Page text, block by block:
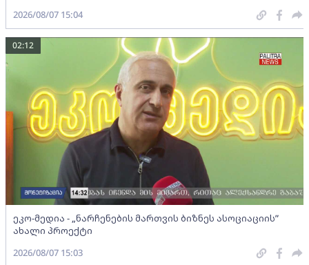
2026/08/07 15:04
ეკო-მედია - „ნარჩენების მართვის ბიზნეს ასოციაციის”
ახალი პროექტი
02:12
2026/08/07 15:03